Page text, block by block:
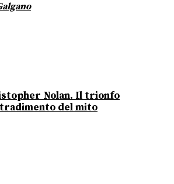
Nolan. Il trionfo
del mito